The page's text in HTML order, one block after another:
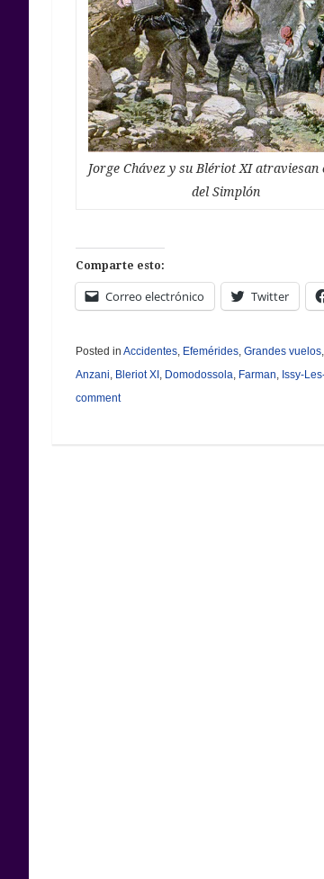
Jorge Chávez y su Blériot XI atraviesan
del Simplón
Comparte esto:
Correo electrónico Twitter
Posted in Accidentes, Efemérides, Grandes vuelos,
Anzani, Bleriot XI, Domodossola, Farman, Issy-
comment